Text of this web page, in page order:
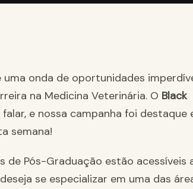
onda de oportunidades
na Medicina Veterinária. O Black
e nossa campanha foi destaque
semana!
de Pós-Graduação estão acessíveis
se especializar em uma das